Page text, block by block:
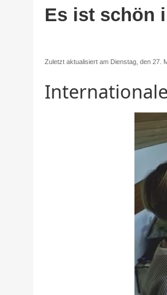
Es ist schön
Zuletzt aktualisiert am Dienstag, den 27.